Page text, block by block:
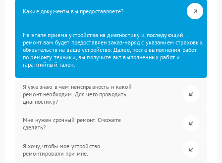
Какие документы вы предоставляете?
На этапе приема устройства на диагностику и последующий
ремонт вам будет предоставлен заказ-наряд с указанием страховых
обязательств на ваше устройство. Далее, после выполнения работ
по ремонту техники, вы получите акт выполненных работ и
гарантийный талон.
Я уже знаю в чем неисправность и какой
ремонт необходим. Для чего проводить
диагностику?
Мне нужен срочный ремонт. Сможете
сделать?
Я хочу, чтобы мое устройство
ремонтировали при мне.